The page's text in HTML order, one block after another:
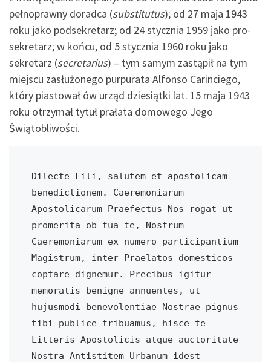
pełnoprawny doradca (substitutus); od 27 maja 1943
roku jako podsekretarz; od 24 stycznia 1959 jako pro-
sekretarz; w końcu, od 5 stycznia 1960 roku jako
sekretarz (secretarius) – tym samym zastąpił na tym
miejscu zasłużonego purpurata Alfonso Carinciego,
który piastował ów urząd dziesiątki lat. 15 maja 1943
roku otrzymał tytuł prałata domowego Jego
Świątobliwości.
Dilecte Fili, salutem et apostolicam
benedictionem. Caeremoniarum
Apostolicarum Praefectus Nos rogat ut
promerita ob tua te, Nostrum
Caeremoniarum ex numero participantium
Magistrum, inter Praelatos domesticos
coptare dignemur. Precibus igitur
memoratis benigne annuentes, ut
hujusmodi benevolentiae Nostrae pignus
tibi publice tribuamus, hisce te
Litteris Apostolicis atque auctoritate
Nostra Antistitem Urbanum idest